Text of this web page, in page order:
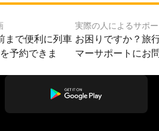
まで便利に列車
予約できま
実際の人によるサポー
お困りですか？旅
マーサポートにお